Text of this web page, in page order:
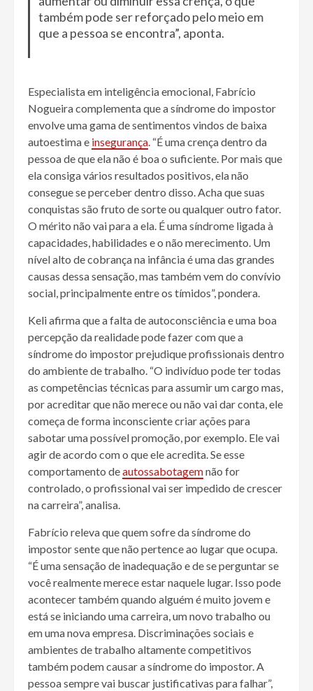
também pode ser reforçado pelo meio em
que a pessoa se encontra”, aponta.
Especialista em inteligência emocional, Fabrício
Nogueira complementa que a síndrome do impostor
envolve uma gama de sentimentos vindos de baixa
autoestima e insegurança. “É uma crença dentro da
pessoa de que ela não é boa o suficiente. Por mais que
ela consiga vários resultados positivos, ela não
consegue se perceber dentro disso. Acha que suas
conquistas são fruto de sorte ou qualquer outro fator.
O mérito não vai para a ela. É uma síndrome ligada à
capacidades, habilidades e o não merecimento. Um
nível alto de cobrança na infância é uma das grandes
causas dessa sensação, mas também vem do convívio
social, principalmente entre os tímidos”, pondera.
Keli afirma que a falta de autoconsciência e uma boa
percepção da realidade pode fazer com que a
síndrome do impostor prejudique profissionais dentro
do ambiente de trabalho. “O indivíduo pode ter todas
as competências técnicas para assumir um cargo mas,
por acreditar que não merece ou não vai dar conta, ele
começa de forma inconsciente criar ações para
sabotar uma possível promoção, por exemplo. Ele vai
agir de acordo com o que ele acredita. Se esse
comportamento deautossabotagemnão for
controlado, o profissional vai ser impedido de crescer
na carreira”, analisa.
Fabrício releva que quem sofre da síndrome do
impostor sente que não pertence ao lugar que ocupa.
“É uma sensação de inadequação e de se perguntar se
você realmente merece estar naquele lugar. Isso pode
acontecer também quando alguém é muito jovem e
está se iniciando uma carreira, um novo trabalho ou
em uma nova empresa. Discriminações sociais e
ambientes de trabalho altamente competitivos
também podem causar a síndrome do impostor. A
pessoa sempre vai buscar justificativas para falhar”,